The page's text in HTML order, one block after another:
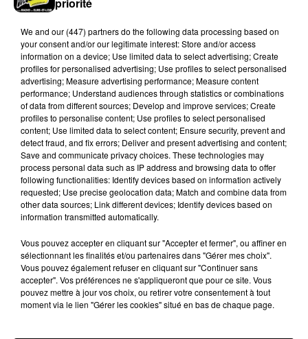
Stars'Terre 2026 : Philippe Palmieri dévoile
les ambitions d'un...
À quelques semaines de la première édition de
Stars'Terre, organisée du 18 au 20 septembre 2026 au
Château de Courtalain, Philippe Palmieri, président...
LES JEUX Voir plus
We and our (447) partnersdo the following data processing based on
your consent and/or our legitimate interest: Store and/or access
information on a device; Use limited data to select advertising; Create
profiles for personalised advertising; Use profiles to select personalised
advertising; Measure advertising performance; Measure content
performance; Understand audiences through statistics or combinations
of data from different sources; Develop and improve services; Create
profiles to personalise content; Use profiles to select personalised
content; Use limited data to select content; Ensure security, prevent and
detect fraud, and fix errors; Deliver and present advertising and content;
Save and communicate privacy choices. These technologies may
process personal data such as IP address and browsing data to offer
following functionalities: Identify devices based on information actively
requested; Use precise geolocation data; Match and combine data from
other data sources; Link different devices; Identify devices based on
information transmitted automatically.
Vous pouvez accepter en cliquant sur "Accepter et fermer", ou affiner en
sélectionnant les finalités et/ou partenaires dans "Gérer mes choix".
Vous pouvez également refuser en cliquant sur "Continuer sans
accepter". Vos préférences ne s'appliqueront que pour ce site. Vous
pouvez mettre à jour vos choix, ou retirer votre consentement à tout
moment via le lien "Gérer les cookies" situé en bas de chaque page.